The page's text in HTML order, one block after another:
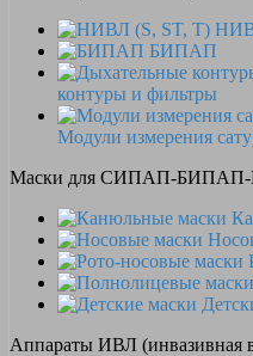
БИПАП
контуры и фильтры
Модули измерения
Маски для СИПАП-
Аппараты ИВЛ (инвазивная